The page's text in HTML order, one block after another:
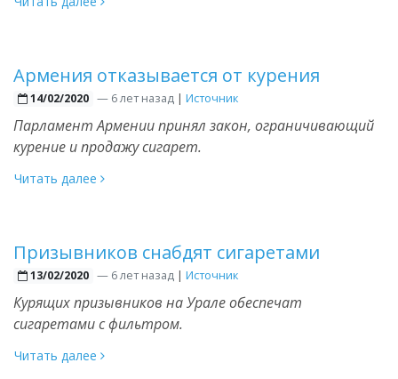
Армения отказывается от курения
14/02/2020 —6 лет назад | Источник
Парламент Армении принял закон, ограничивающий
курение и продажу сигарет.
Читать далее
Призывников снабдят сигаретами
13/02/2020 —6 лет назад | Источник
Курящих призывников на Урале обеспечат
сигаретами с фильтром.
Читать далее